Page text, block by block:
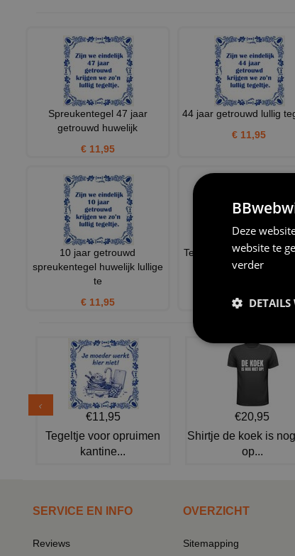
Spreukentegel 47 jaar
getrouwd huwelijk
€ 11,95
44 jaar getrouwd lullig
€ 11,95
10 jaar getrouwd
spreukentegel huwelijk lullige
te
€ 11,95
Tegel 49 jaar getrouwd
tekst
€11,95
Tegeltje voor opruimen
kantine...
€20,95
Shirtje de koek is
op...
SERVICE EN INFO
Reviews
OVERZICHT
Sitemapping
Deze
website te
verder
DETAILS